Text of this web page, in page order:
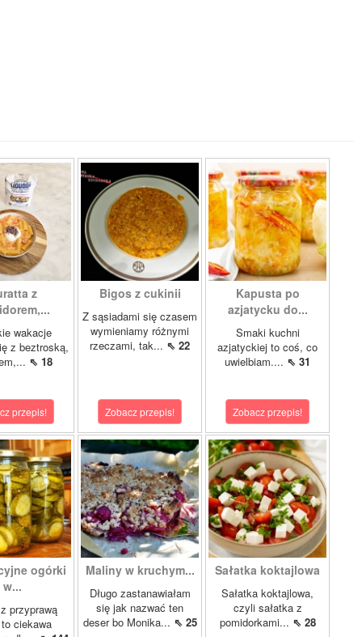
z
wakacje
z beztroską,
⇖ 18
przepis!
Bigos z cukinii
Z sąsiadami się czasem
wymieniamy różnymi
rzeczami, tak... ⇖ 22
Zobacz przepis!
Kapusta po
azjatycku do...
Smaki kuchni
azjatyckiej to coś, co
uwielbiam.... ⇖ 31
Zobacz przepis!
ogórki
w...
przyprawą
ciekawa
Maliny w kruchym...
Długo zastanawiałam
się jak nazwać ten
deser bo Monika... ⇖ 25
Sałatka koktajlowa
Sałatka koktajlowa,
czyli sałatka z
pomidorkami... ⇖ 28